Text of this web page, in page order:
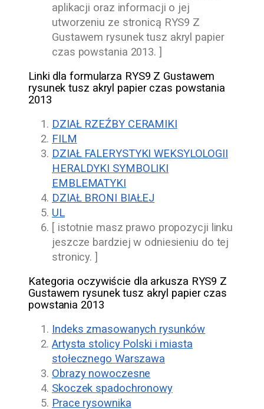
aplikacji oraz informacji o jej
utworzeniu ze stronicą RYS9 Z
Gustawem rysunek tusz akryl papier
czas powstania 2013. ]
Linki dla formularza RYS9 Z Gustawem
rysunek tusz akryl papier czas powstania
2013
DZIAŁ RZEŹBY CERAMIKI
FILM
DZIAŁ FALERYSTYKI WEKSYLOLOGII
HERALDYKI SYMBOLIKI
EMBLEMATYKI
DZIAŁ BRONI BIAŁEJ
UL
[ istotnie masz prawo propozycji linku
jeszcze bardziej w odniesieniu do tej
stronicy. ]
Kategoria oczywiście dla arkusza RYS9 Z
Gustawem rysunek tusz akryl papier czas
powstania 2013
Indeks zmasowanych rysunków
Artysta stolicy Polski i miasta
stołecznego Warszawa
Obrazy nowoczesne
Skoczek spadochronowy
Prace rysownika